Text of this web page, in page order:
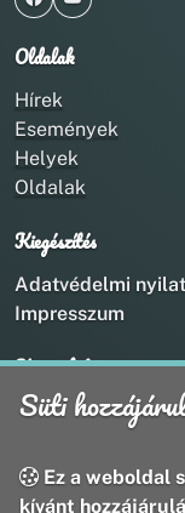
Oldalak
Hírek
Események
Helyek
Oldalak
Kiegészítés
Adatvédelmi
Impresszum
Kapcsolat
+36 20 211 1888
8419 Csesznek,
Süti
Ez a weboldal
kívánt